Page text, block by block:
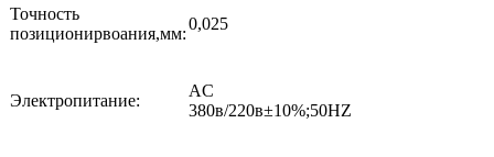
Точность
позиционирвоания,мм:
0,025
Электропитание:
AC
380в/220в±10%;50HZ